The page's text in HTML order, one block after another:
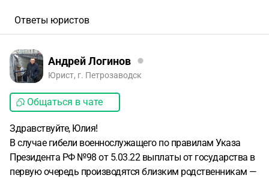
Ответы юристов
Андрей Логинов
Юрист, г. Петрозаводск
Общаться в чате
Здравствуйте, Юлия!
В случае гибели военнослужащего по правилам Указа
Президента РФ №98 от 5.03.22 выплаты от государства в
первую очередь производятся близким родственникам —